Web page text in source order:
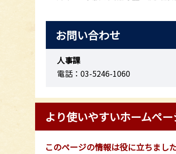
お問い合わせ
人事課
電話：03-5246-1060
より使いやすいホームペ
このページの情報は役に立ちまし